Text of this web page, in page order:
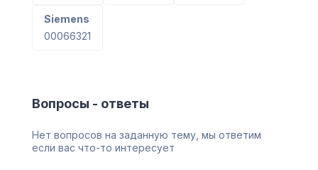
Siemens
00066321
Вопросы - ответы
Нет вопросов на заданную тему, мы ответим
если вас что-то интересует